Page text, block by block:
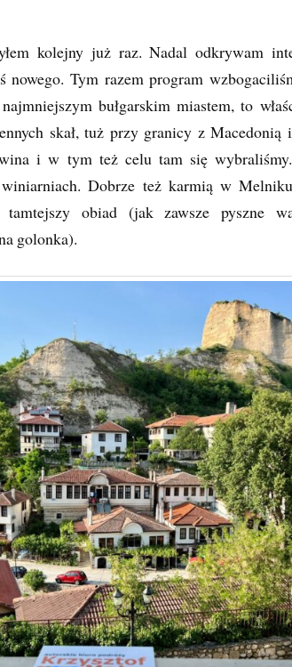
kolejny już raz. Nadal odkrywam
nowego. Tym razem program
bułgarskim miastem, to
skał, tuż przy granicy z
i w tym też celu tam się
Dobrze też karmią w
tamtejszy obiad (jak zawsze pyszne
golonka).